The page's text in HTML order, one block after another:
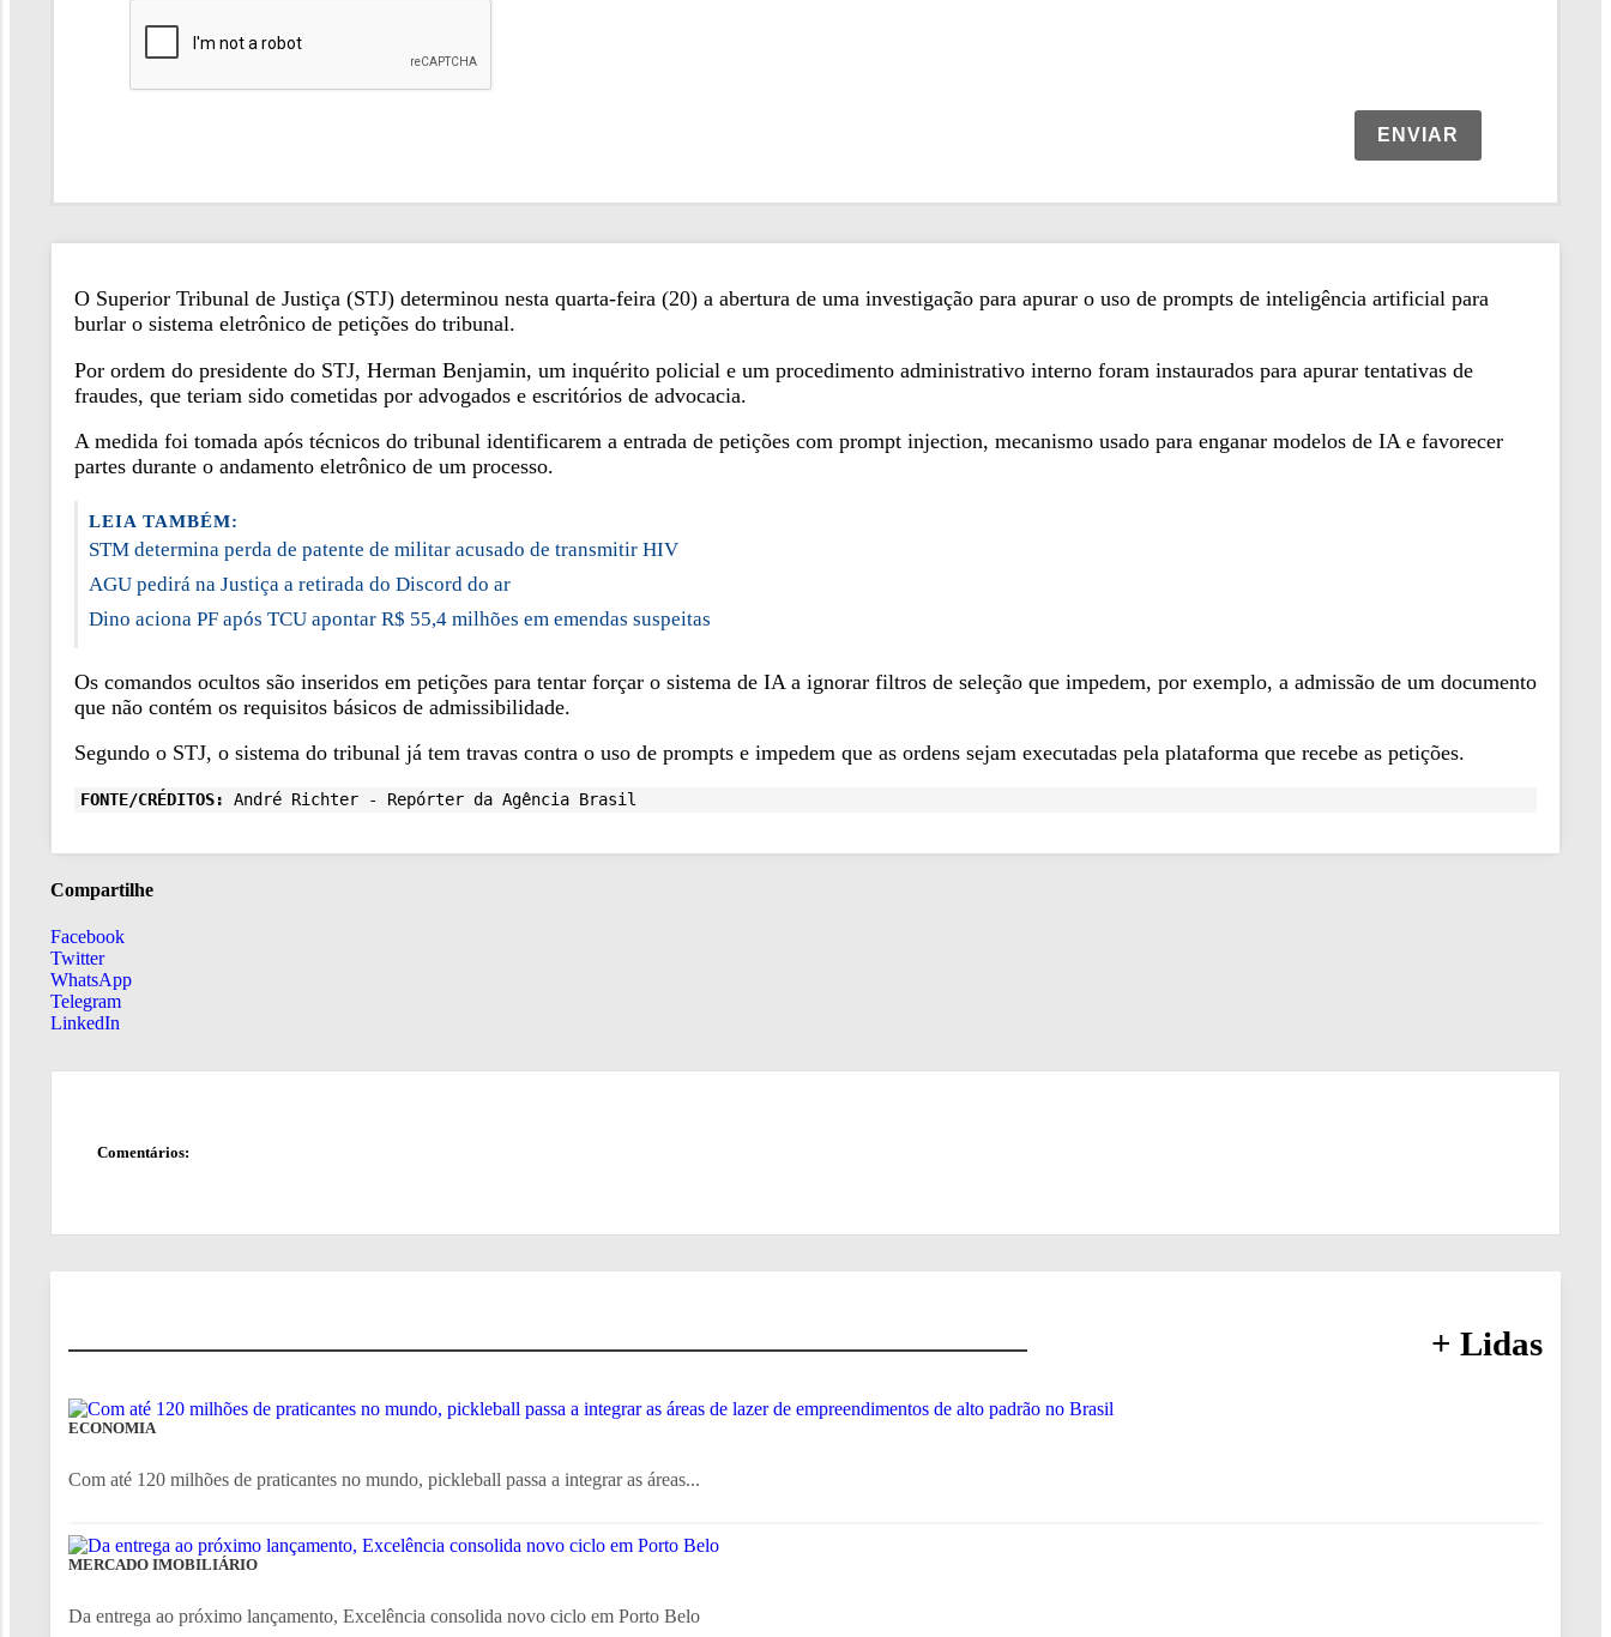
ENVIAR
O Superior Tribunal de Justiça (STJ) determinou nesta quarta-feira (20) a abertura de uma investigação para apurar o uso de prompts de inteligência artificial para
burlar o sistema eletrônico de petições do tribunal.
Por ordem do presidente do STJ, Herman Benjamin, um inquérito policial e um procedimento administrativo interno foram instaurados para apurar tentativas de
fraudes, que teriam sido cometidas por advogados e escritórios de advocacia.
A medida foi tomada após técnicos do tribunal identificarem a entrada de petições com prompt injection, mecanismo usado para enganar modelos de IA e favorecer
partes durante o andamento eletrônico de um processo.
LEIA TAMBÉM:
STM determina perda de patente de militar acusado de transmitir HIV
AGU pedirá na Justiça a retirada do Discord do ar
Dino aciona PF após TCU apontar R$ 55,4 milhões em emendas suspeitas
Os comandos ocultos são inseridos em petições para tentar forçar o sistema de IA a ignorar filtros de seleção que impedem, por exemplo, a admissão de um documento
que não contém os requisitos básicos de admissibilidade.
Segundo o STJ, o sistema do tribunal já tem travas contra o uso de prompts e impedem que as ordens sejam executadas pela plataforma que recebe as petições.
FONTE/CRÉDITOS: André Richter - Repórter da Agência Brasil
Compartilhe
Facebook
Twitter
WhatsApp
Telegram
LinkedIn
Comentários:
+ Lidas
ECONOMIA
Com até 120 milhões de praticantes no mundo, pickleball passa a integrar as áreas...
MERCADO IMOBILIÁRIO
Da entrega ao próximo lançamento, Excelência consolida novo ciclo em Porto Belo